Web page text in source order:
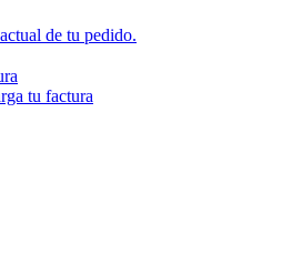
de tu pedido.
tu factura